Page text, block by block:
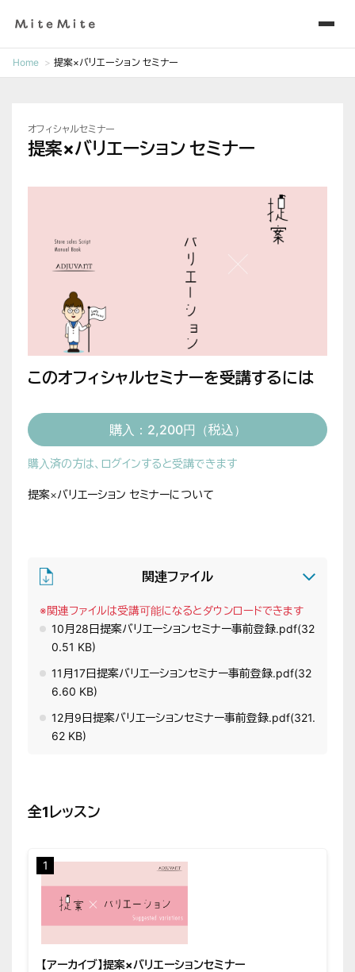
Home 提案×バリエーション セミナー
オフィシャルセミナー
提案×バリエーション セミナー
このオフィシャルセミナーを受講するには
購入：2,200円（税込）
購入済の方は、ログインすると受講できます
提案×バリエーション セミナーについて
全1レッスン
1
【アーカイブ】提案×バリエーションセミナー
関連ファイル
※関連ファイルは受講可能になるとダウンロードできます
10月28日提案バリエーションセミナー事前登録.pdf(32
0.51 KB)
11月17日提案バリエーションセミナー事前登録.pdf(32
6.60 KB)
12月9日提案バリエーションセミナー事前登録.pdf(321.
62 KB)